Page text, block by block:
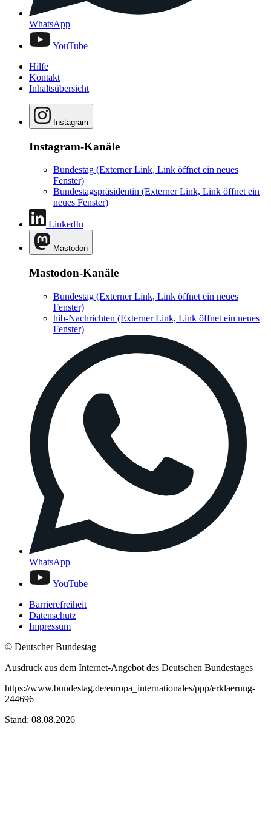
WhatsApp
YouTube
Hilfe
Kontakt
Inhaltsübersicht
Instagram
Instagram-Kanäle
Bundestag (Externer Link, Link öffnet ein neues
Fenster)
Bundestagspräsidentin (Externer Link, Link öffnet ein
neues Fenster)
LinkedIn
Mastodon
Mastodon-Kanäle
Bundestag (Externer Link, Link öffnet ein neues
Fenster)
hib-Nachrichten (Externer Link, Link öffnet ein neues
Fenster)
WhatsApp
YouTube
Barrierefreiheit
Datenschutz
Impressum
© Deutscher Bundestag
Ausdruck aus dem Internet-Angebot des Deutschen Bundestages
https://www.bundestag.de/europa_internationales/ppp/erklaerung-
244696
Stand: 08.08.2026